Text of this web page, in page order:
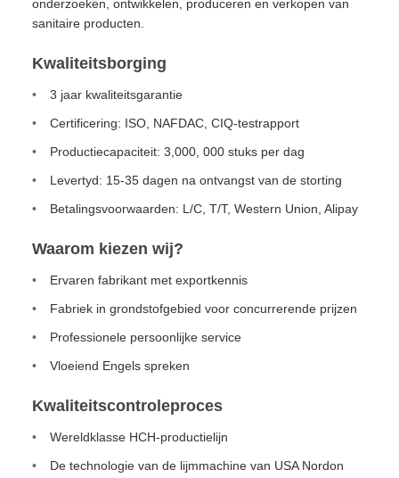
onderzoeken, ontwikkelen, produceren en verkopen van
sanitaire producten.
Kwaliteitsborging
3 jaar kwaliteitsgarantie
Certificering: ISO, NAFDAC, CIQ-testrapport
Productiecapaciteit: 3,000, 000 stuks per dag
Levertyd: 15-35 dagen na ontvangst van de storting
Betalingsvoorwaarden: L/C, T/T, Western Union, Alipay
Waarom kiezen wij?
Ervaren fabrikant met exportkennis
Fabriek in grondstofgebied voor concurrerende prijzen
Professionele persoonlijke service
Vloeiend Engels spreken
Kwaliteitscontroleproces
Wereldklasse HCH-productielijn
De technologie van de lijmmachine van USA Nordon